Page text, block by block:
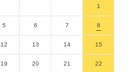
1
5 6 7 8
12 13 14 15
19 20 21 22